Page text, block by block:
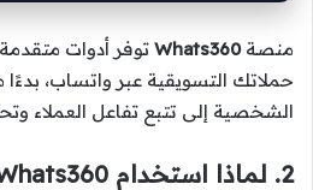
منصةWhats360 توفر أدوات
حملاتك التسويقية عبر واتساب،
الشخصية إلى تتبع تفاعل العملاء